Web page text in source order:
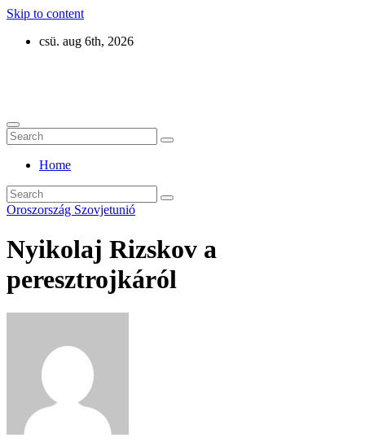
Skip to content
csü. aug 6th, 2026
Home
Oroszország Szovjetunió
Nyikolaj Rizskov a
peresztrojkáról